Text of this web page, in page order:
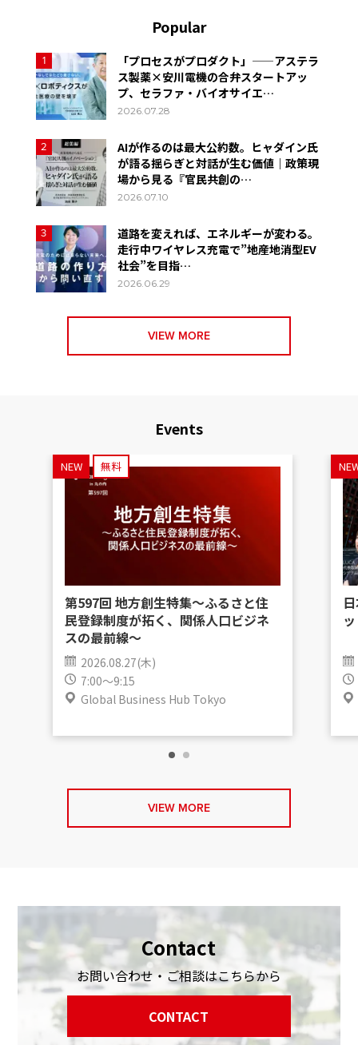
Popular
1
「プロセスがプロダクト」——アステラ
ス製薬×安川電機の合弁スタートアッ
プ、セラファ・バイオサイエ…
2026.07.28
2
AIが作るのは最大公約数。ヒャダイン氏
が語る揺らぎと対話が生む価値｜政策現
場から見る『官民共創の…
2026.07.10
3
道路を変えれば、エネルギーが変わる。
走行中ワイヤレス充電で”地産地消型EV
社会”を目指…
2026.06.29
VIEW MORE
Events
NEW 無料
第597回 地方創生特集〜ふるさと住
民登録制度が拓く、関係人口ビジネ
スの最前線〜
2026.08.27(木)
7:00～9:15
Global Business Hub Tokyo
VIEW MORE
Contact
お問い合わせ・ご相談はこちらから
CONTACT